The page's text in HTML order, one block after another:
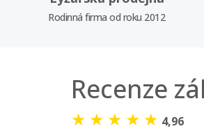
Rodinná firma od roku 2012
Recenze
★ ★ ★ ★ ★ 4,96